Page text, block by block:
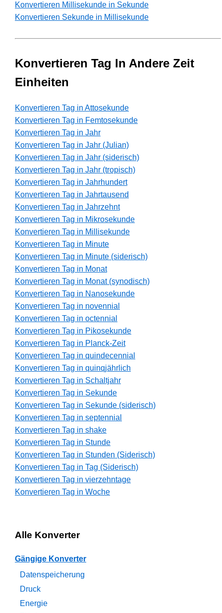
Konvertieren Millisekunde in Sekunde
Konvertieren Sekunde in Millisekunde
Konvertieren Tag In Andere Zeit
Einheiten
Konvertieren Tag in Attosekunde
Konvertieren Tag in Femtosekunde
Konvertieren Tag in Jahr
Konvertieren Tag in Jahr (Julian)
Konvertieren Tag in Jahr (siderisch)
Konvertieren Tag in Jahr (tropisch)
Konvertieren Tag in Jahrhundert
Konvertieren Tag in Jahrtausend
Konvertieren Tag in Jahrzehnt
Konvertieren Tag in Mikrosekunde
Konvertieren Tag in Millisekunde
Konvertieren Tag in Minute
Konvertieren Tag in Minute (siderisch)
Konvertieren Tag in Monat
Konvertieren Tag in Monat (synodisch)
Konvertieren Tag in Nanosekunde
Konvertieren Tag in novennial
Konvertieren Tag in octennial
Konvertieren Tag in Pikosekunde
Konvertieren Tag in Planck-Zeit
Konvertieren Tag in quindecennial
Konvertieren Tag in quinqjährlich
Konvertieren Tag in Schaltjahr
Konvertieren Tag in Sekunde
Konvertieren Tag in Sekunde (siderisch)
Konvertieren Tag in septennial
Konvertieren Tag in shake
Konvertieren Tag in Stunde
Konvertieren Tag in Stunden (Siderisch)
Konvertieren Tag in Tag (Siderisch)
Konvertieren Tag in vierzehntage
Konvertieren Tag in Woche
Alle Konverter
Gängige Konverter
Datenspeicherung
Druck
Energie